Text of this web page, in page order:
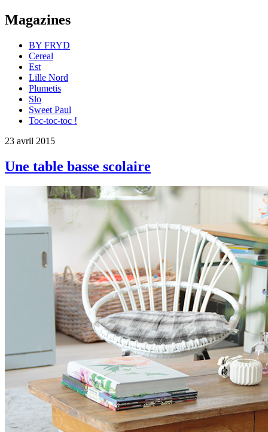
Magazines
BY FRYD
Cereal
Est
Lille Nord
Plumetis
Slo
Sweet Paul
Toc-toc-toc !
23 avril 2015
Une table basse scolaire